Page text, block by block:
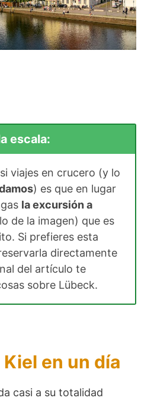
escala:
viajes en crucero (y lo
) es que en lugar
la excursión a
de la imagen) que es
Si prefieres esta
directamente
del artículo te
sobre Lübeck.
en un día
casi a su totalidad